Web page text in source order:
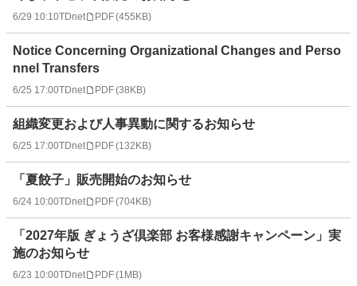
6/29 10:10TDnet PDF(455KB)
Notice Concerning Organizational Changes and Perso
nnel Transfers
6/25 17:00TDnet PDF(38KB)
組織変更および人事異動に関するお知らせ
6/25 17:00TDnet PDF(132KB)
「夏餃子」販売開始のお知らせ
6/24 10:00TDnet PDF(704KB)
「2027年版 ぎょうざ倶楽部 お客様感謝キャンペーン」実
施のお知らせ
6/23 10:00TDnet PDF(1MB)